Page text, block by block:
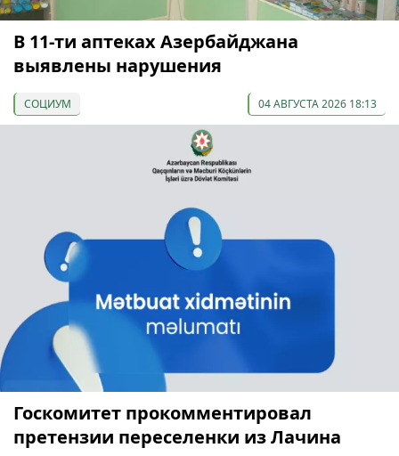
В 11-ти аптеках Азербайджана
выявлены нарушения
СОЦИУМ 04 АВГУСТА 2026 18:13
Госкомитет прокомментировал
претензии переселенки из Лачина